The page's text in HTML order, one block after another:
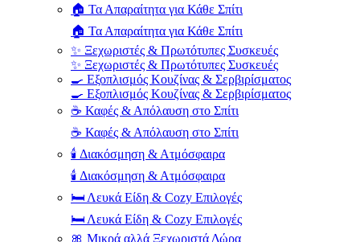
🏠 Τα Απαραίτητα για Κάθε Σπίτι
🏠 Τα Απαραίτητα για Κάθε Σπίτι
✨ Ξεχωριστές & Πρωτότυπες Συσκευές
✨ Ξεχωριστές & Πρωτότυπες Συσκευές
🍳 Εξοπλισμός Κουζίνας & Σερβιρίσματος
🍳 Εξοπλισμός Κουζίνας & Σερβιρίσματος
☕ Καφές & Απόλαυση στο Σπίτι
☕ Καφές & Απόλαυση στο Σπίτι
🕯️ Διακόσμηση & Ατμόσφαιρα
🕯️ Διακόσμηση & Ατμόσφαιρα
🛏️ Λευκά Είδη & Cozy Επιλογές
🛏️ Λευκά Είδη & Cozy Επιλογές
🎀 Μικρά αλλά Ξεχωριστά Δώρα